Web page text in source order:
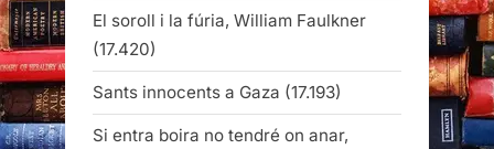
El soroll i la fúria, William Faulkner
(17.420)
Sants innocents a Gaza (17.193)
Si entra boira no tendré on anar,